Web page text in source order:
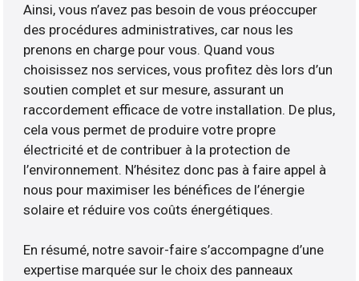
Ainsi, vous n’avez pas besoin de vous préoccuper
des procédures administratives, car nous les
prenons en charge pour vous. Quand vous
choisissez nos services, vous profitez dès lors d’un
soutien complet et sur mesure, assurant un
raccordement efficace de votre installation. De plus,
cela vous permet de produire votre propre
électricité et de contribuer à la protection de
l’environnement. N’hésitez donc pas à faire appel à
nous pour maximiser les bénéfices de l’énergie
solaire et réduire vos coûts énergétiques.
En résumé, notre savoir-faire s’accompagne d’une
expertise marquée sur le choix des panneaux